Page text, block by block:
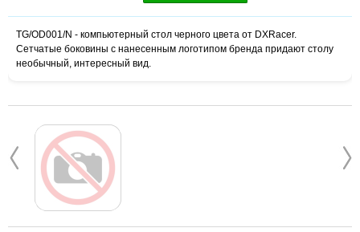
TG/OD001/N - компьютерный стол черного цвета от DXRacer.
Cетчатые боковины с нанесенным логотипом бренда придают столу
необычный, интересный вид.